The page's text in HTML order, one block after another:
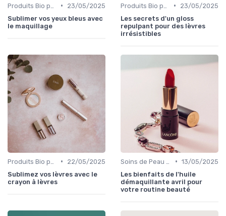
•
23/05/2025
Sublimer vos yeux bleus avec
le maquillage
•
23/05/2025
Les secrets d'un gloss
repulpant pour des lèvres
irrésistibles
•
22/05/2025
Sublimez vos lèvres avec le
crayon à lèvres
• 13/05/2025
Les bienfaits de l'huile
démaquillante avril pour
votre routine beauté